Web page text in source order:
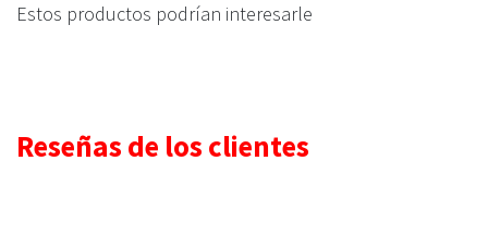
Estos productos podrían interesarle
Reseñas de los clientes